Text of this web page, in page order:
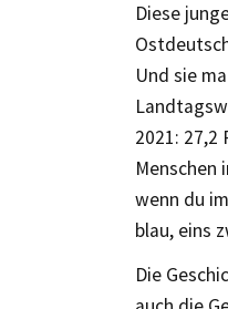
Diese
Und sie
2021:
Menschen
wenn du
blau, eins
Die